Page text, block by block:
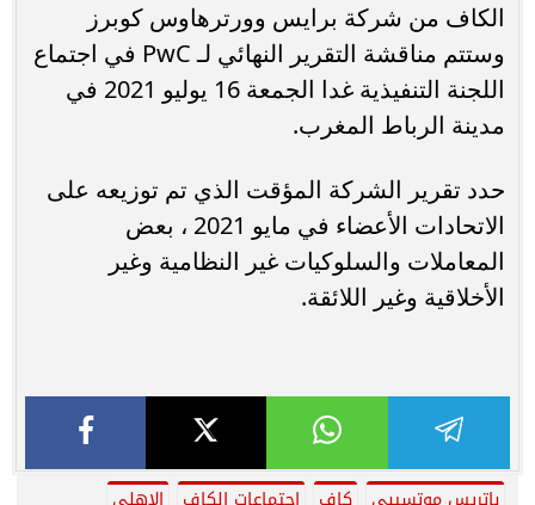
الكاف من شركة برايس وورترهاوس كوبرز
وستتم مناقشة التقرير النهائي لـ PwC في اجتماع
اللجنة التنفيذية غدا الجمعة 16 يوليو 2021 في
مدينة الرباط المغرب.
حدد تقرير الشركة المؤقت الذي تم توزيعه على
الاتحادات الأعضاء في مايو 2021 ، بعض
المعاملات والسلوكيات غير النظامية وغير
الأخلاقية وغير اللائقة.